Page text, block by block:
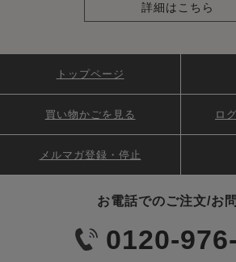
詳細はこちら
お電話でのご注文/お
0120-
トップページ
買い物かごを見る ロ
メルマガ登録・停止